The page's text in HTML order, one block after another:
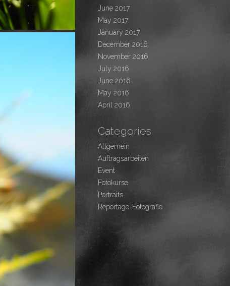
June 2017
May 2017
January 2017
December 2016
November 2016
July 2016
June 2016
May 2016
April 2016
Categories
Allgemein
Auftragsarbeiten
Event
Fotokurse
Portraits
Reportage-Fotografie